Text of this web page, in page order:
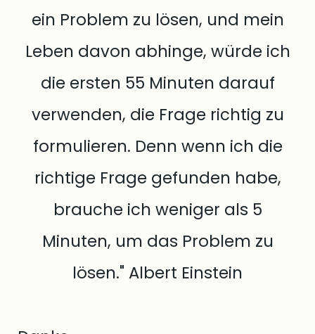
ein Problem zu lösen, und mein
Leben davon abhinge, würde ich
die ersten 55 Minuten darauf
verwenden, die Frage richtig zu
formulieren. Denn wenn ich die
richtige Frage gefunden habe,
brauche ich weniger als 5
Minuten, um das Problem zu
lösen." Albert Einstein